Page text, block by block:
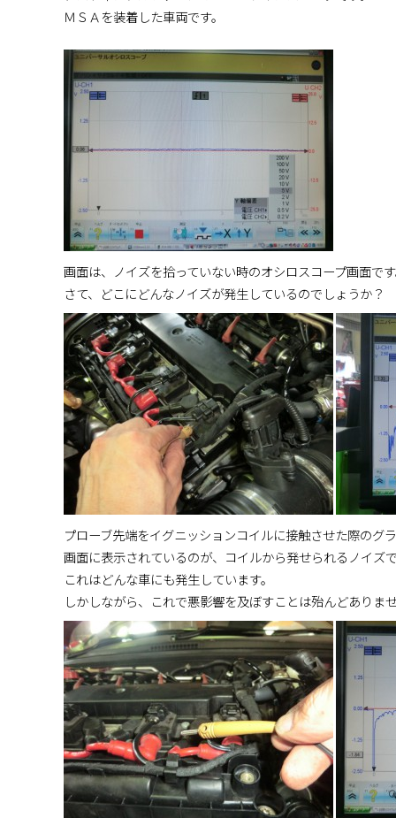
ＭＳＡを装着した車両です。
画面は、ノイズを拾っていない時のオシロスコープ画面で
さて、どこにどんなノイズが発生しているのでしょうか？
プローブ先端をイグニッションコイルに接触させた際のグ
画面に表示されているのが、コイルから発せられるノイズ
これはどんな車にも発生しています。
しかしながら、これで悪影響を及ぼすことは殆んどありま